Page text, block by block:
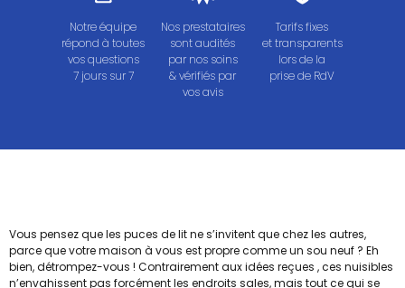
Notre équipe
répond à toutes
vos questions
7 jours sur 7
Nos prestataires
sont audités
par nos soins
& vérifiés par
vos avis
Tarifs fixes
et transparents
lors de la
prise de RdV
Vous pensez que les puces de lit ne s’invitent que chez les autres,
parce que votre maison à vous est propre comme un sou neuf ? Eh
bien, détrompez-vous ! Contrairement aux idées reçues , ces nuisibles
n’envahissent pas forcément les endroits sales, mais tout ce qui se